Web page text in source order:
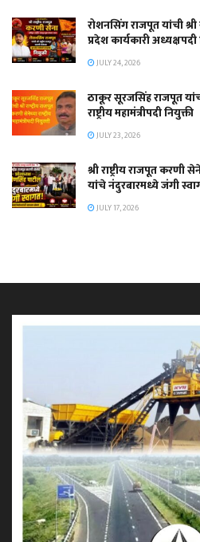
रोशनसिंग राजपूत यांची
प्रदेश कार्यकारी अध्यक्षपदी
JULY 24, 2026
ठाकूर सूरजसिंह राजपूत
राष्ट्रीय महामंत्रीपदी नियुक्ती
JULY 23, 2026
श्री राष्ट्रीय राजपूत करणी
यांचे नंदुरबारमध्ये जंगी
JULY 17, 2026